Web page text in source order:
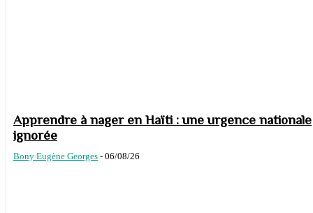
Apprendre à nager en Haïti : une urgence nationale
ignorée
Bony Eugène Georges - 06/08/26